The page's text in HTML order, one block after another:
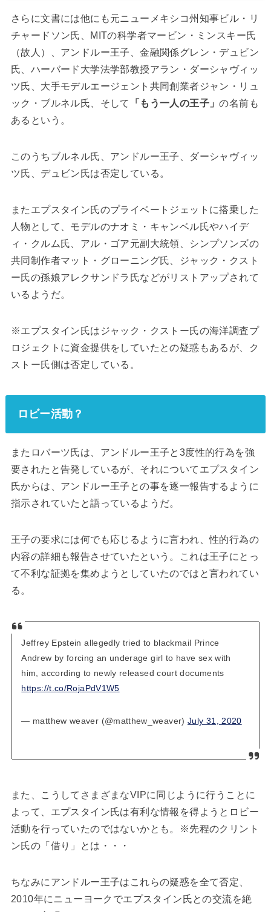
さらに文書には他にも元ニューメキシコ州知事ビル・リ
チャードソン氏、MITの科学者マービン・ミンスキー氏
（故人）、アンドルー王子、金融関係グレン・デュビン
氏、ハーバード大学法学部教授アラン・ダーシャヴィッ
ツ氏、大手モデルエージェント共同創業者ジャン・リュ
ック・ブルネル氏、そして
「もう一人の王子」の名前も
あるという。
このうちブルネル氏、アンドルー王子、ダーシャヴィッ
ツ氏、デュビン氏は否定している。
またエプスタイン氏のプライベートジェットに搭乗した
人物として、モデルのナオミ・キャンベル氏やハイデ
ィ・クルム氏、アル・ゴア元副大統領、シンプソンズの
共同制作者マット・グローニング氏、ジャック・クスト
ー氏の孫娘アレクサンドラ氏などがリストアップされて
いるようだ。
※エプスタイン氏はジャック・クストー氏の海洋調査プ
ロジェクトに資金提供をしていたとの疑惑もあるが、ク
ストー氏側は否定している。
ロビー活動？
またロバーツ氏は、アンドルー王子と3度性的行為を強
要されたと告発しているが、それについてエプスタイン
氏からは、アンドルー王子との事を逐一報告するように
指示されていたと語っているようだ。
王子の要求には何でも応じるように言われ、性的行為の
内容の詳細も報告させていたという。これは王子にとっ
て不利な証拠を集めようとしていたのではと言われてい
る。
Jeffrey Epstein allegedly tried to blackmail Prince
Andrew by forcing an underage girl to have sex with
him, according to newly released court documents
https://t.co/RojaPdV1W5
— matthew weaver (@matthew_weaver) July 31, 2020
また、こうしてさまざまなVIPに同じように行うことに
よって、エプスタイン氏は有利な情報を得ようとロビー
活動を行っていたのではないかとも。※先程のクリント
ン氏の「借り」とは・・・
ちなみにアンドルー王子はこれらの疑惑を全て否定、
2010年にニューヨークでエプスタイン氏との交流を絶